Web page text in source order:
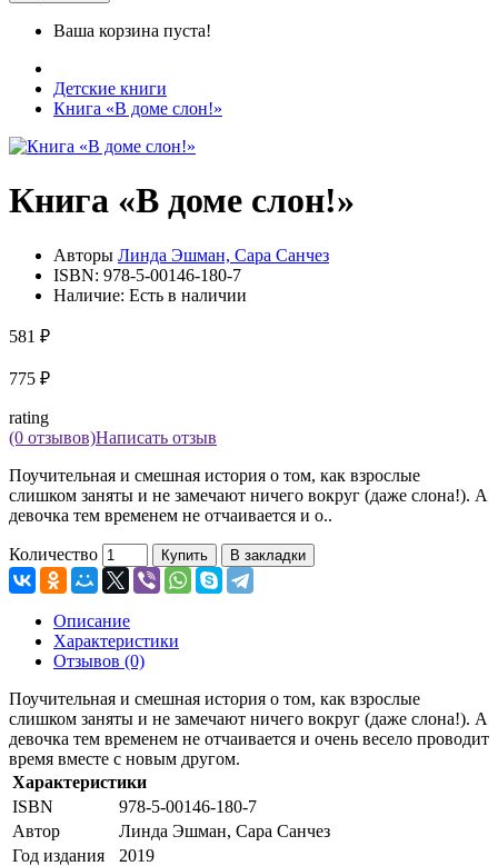
Ваша корзина пуста!
Детские книги
Книга «В доме слон!»
Книга «В доме слон!»
Авторы Линда Эшман, Сара Санчез
ISBN: 978-5-00146-180-7
Наличие: Есть в наличии
581 ₽
775 ₽
rating
(0 отзывов)Написать отзыв
Поучительная и смешная история о том, как взрослые
слишком заняты и не замечают ничего вокруг (даже слона!). А
девочка тем временем не отчаивается и о..
Количество Купить В закладки
Описание
Характеристики
Отзывов (0)
Поучительная и смешная история о том, как взрослые
слишком заняты и не замечают ничего вокруг (даже слона!). А
девочка тем временем не отчаивается и очень весело проводит
время вместе с новым другом.
Характеристики
ISBN
978-5-00146-180-7
Автор
Линда Эшман, Сара Санчез
Год издания
2019